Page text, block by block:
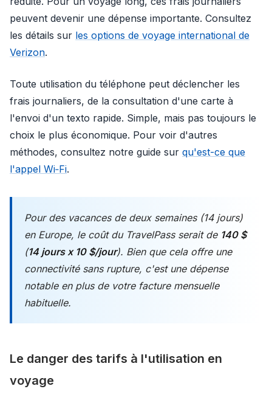
peuvent devenir une dépense importante. Consultez
les détails sur les options de voyage international de
Verizon.
Toute utilisation du téléphone peut déclencher les
frais journaliers, de la consultation d'une carte à
l'envoi d'un texto rapide. Simple, mais pas toujours le
choix le plus économique. Pour voir d'autres
méthodes, consultez notre guide sur qu'est-ce que
l'appel Wi‑Fi.
Pour des vacances de deux semaines (14 jours)
en Europe, le coût du TravelPass serait de 140 $
(14 jours x 10 $/jour). Bien que cela offre une
connectivité sans rupture, c'est une dépense
notable en plus de votre facture mensuelle
habituelle.
Le danger des tarifs à l'utilisation en
voyage